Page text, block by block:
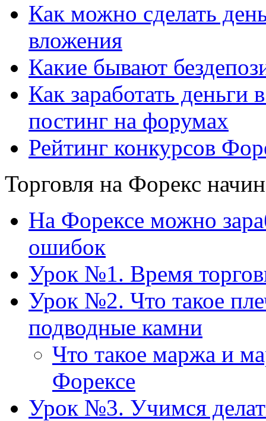
Как можно сделать
вложения
Какие бывают
Как заработать
постинг на форумах
Рейтинг конкурсов
Торговля на Форекс
На Форексе можно
ошибок
Урок №1. Время
Урок №2. Что такое
подводные камни
Что такое маржа и
Форексе
Урок №3. Учимся